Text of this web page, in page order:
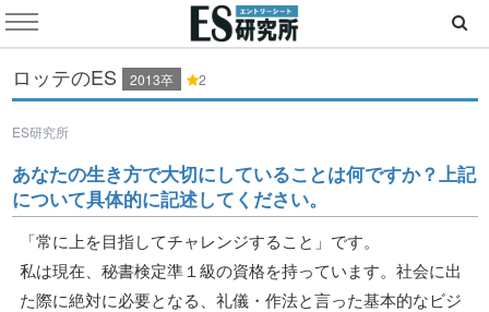
ロッテのES 2013卒 2
ES研究所
あなたの生き方で大切にしていることは何ですか？上記
について具体的に記述してください。
「常に上を目指してチャレンジすること」です。
私は現在、秘書検定準１級の資格を持っています。社会に出
た際に絶対に必要となる、礼儀・作法と言った基本的なビジ